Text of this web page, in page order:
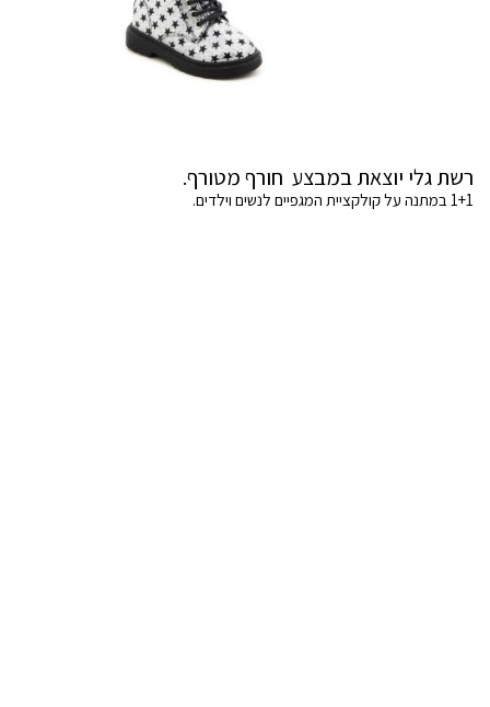
רשת גלי יוצאת במבצע חורף מטורף.
1+1 במתנה על קולקציית המגפיים לנשים וילדים.